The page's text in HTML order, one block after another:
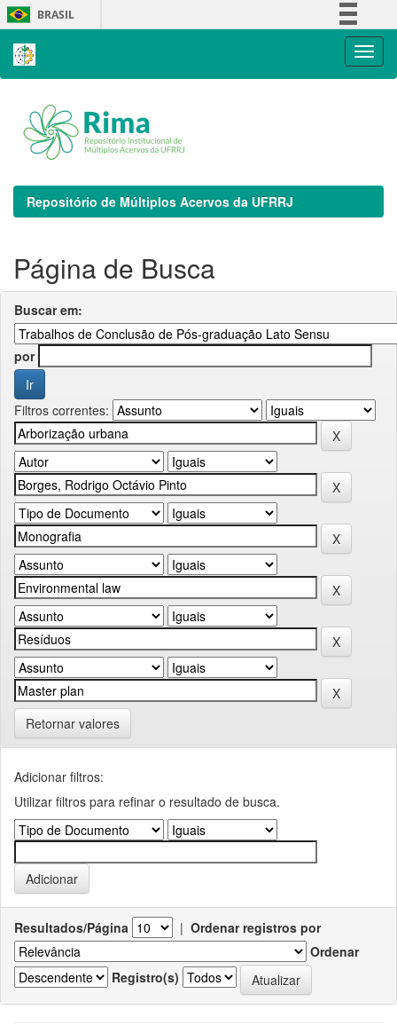
Skip
navigation
BRASIL
Repositório de Múltiplos Acervos da UFRRJ
Página de Busca
Buscar em:
por
Filtros correntes:
Retornar valores
Adicionar filtros:
Utilizar filtros para refinar o resultado de busca.
Resultados/Página | Ordenar registros por
Ordenar
Registro(s)